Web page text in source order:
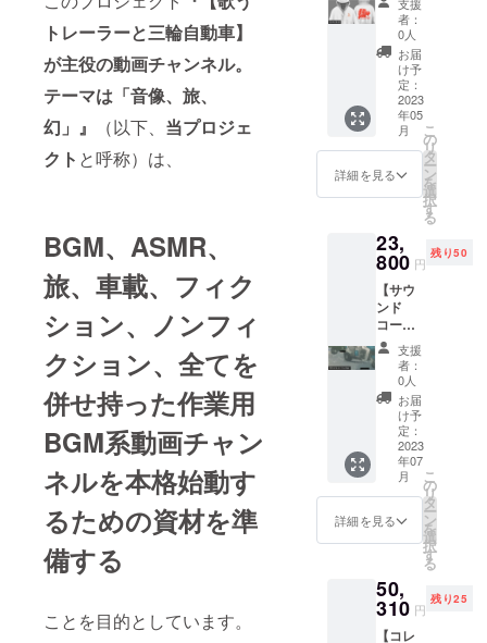
トレーラーと三輪自動車】
が主役の動画チャンネル。
テーマは「音像、旅、
幻」 』 （以下、 当プロジェ
クト と呼称）は、
BGM、ASMR、
旅、車載、フィク
ション、ノンフィ
クション、全てを
併せ持った作業用
BGM系動画チャン
ネルを本格始動す
るための資材を準
備する
ことを目的としています。
中のも
の、あ
るいは
イメー
ジ図で
あり、
実際の
仕様と
は異な
る場合
があり
ます）
イメー
ジは、
上記画
像をご
参照く
ださ
い。 2.
お礼の
メッ
カード
（デジ
※JPG画
像での
ご提供
となり
ます
（※画像
は製作
中のも
の、あ
るいは
イメー
ジ図で
あり、
実際の
仕様と
は異な
る場合
があり
ます）
いう作
風の画
となり
ます。
※サイズ
は、一
般的な
ポスト
と同様
（100×
148mm
りま
す。 ※
画像
は、印
刷した
もので
且つ非
商用用
途に限
り自由
に改
変、利
用でき
るもの
としま
だし、
加工、
を問わ
ず再配
布は禁
止とい
たポス
トカー
ドを3種
類、こ
れらを
「現
物」と
してお
たしま
す。 ※
手の
マット
紙、片
面（イ
ラスト
印刷
面）の
みカ
ラーと
いう仕
様にな
る予定
です。
※サイズ
ポスト
カード
（100×
148mm
）とな
)【仮
題】」
※本プロ
ジェク
トにて
購入し
た機材
を用い
て収
録、制
トゥル
メンタ
ル音源
集を、
デジタ
ルダウ
ンロー
ドにて
ご提供
いたし
ます。
※トラッ
ク数は
６（内
訳：
」が
１、
４、
「outro
」が
グカッ
プ 1個 ※
購入し
たト
レー
ラーと
トライ
クの写
像を線
画加
グラ
フィッ
ザイン
した、
オリジ
ナルデ
ザイン
マグ
カップ
をお送
りいた
しま
す。 ※
マグ
カップ
は、素
径×高
さ)は 8
x 9.5
下のリ
ターン
をお送
りいた
しま
す。 1.
オリジ
ナル
パー
カー 1
着 2. お
セージ
カード
（現
物）
【詳
細】 1.
オリジ
ナル
パー
カー 1
着 ※購
入した
トレー
ラーと
トライ
クの写
像を単
クを利
用しデ
支援
者：
0人
お届
け予
定：
2023
年05
月
詳細を見る
こ
の
リ
タ
ー
ン
を
選
択
す
る
23,
800 円
残り50
【サウ
ンド
コー
ス：
フィジ
カル】
以下の
リター
ンをお
送りい
たしま
す。 1.
限定イ
ンス
トゥル
集
「retur
n
thank.y
支援
者：
0人
お届
け予
定：
2023
年07
月
詳細を見る
こ
の
リ
タ
ー
ン
を
選
択
す
る
50,
310 円
残り25
【コレ